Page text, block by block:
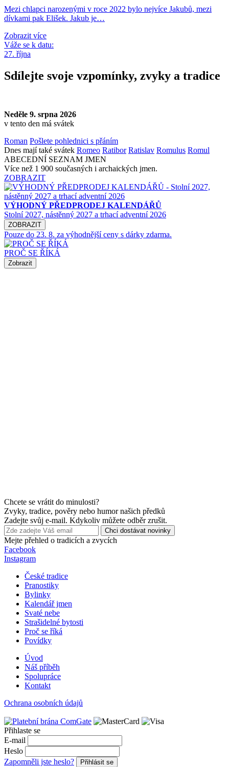
Mezi chlapci narozenými v roce 2022 bylo nejvíce Jakubů, mezi
dívkami pak Elišek. Jakub je…
Zobrazit více
Váže se k datu:
27. října
Sdílejte svoje vzpomínky, zvyky a tradice
Neděle 9. srpna 2026
v tento den má svátek
Roman Pošlete pohlednici s přáním
Dnes mají také svátek Romeo Ratibor Ratislav Romulus Romul
ABECEDNÍ SEZNAM JMEN
Více než 1 900 současných i archaických jmen.
ZOBRAZIT
VÝHODNÝ PŘEDPRODEJ KALENDÁŘŮ
Stolní 2027, nástěnný 2027 a trhací adventní 2026
ZOBRAZIT
Pouze do 23. 8. za výhodnější ceny s dárky zdarma.
PROČ SE ŘÍKÁ
Zobrazit
Chcete se vrátit do minulosti?
Zvyky, tradice, pověry nebo humor našich předků
Zadejte svůj e-mail. Kdykoliv můžete odběr zrušit.
Chci dostávat novinky
Mejte přehled o tradicích a zvycích
Facebook
Instagram
České tradice
Pranostiky
Bylinky
Kalendář jmen
Svaté nebe
Strašidelné bytosti
Proč se říká
Povídky
Úvod
Náš příběh
Spolupráce
Kontakt
Ochrana osobních údajů
Přihlaste se
E-mail
Heslo
Zapomněli jste heslo?
Přihlásit se